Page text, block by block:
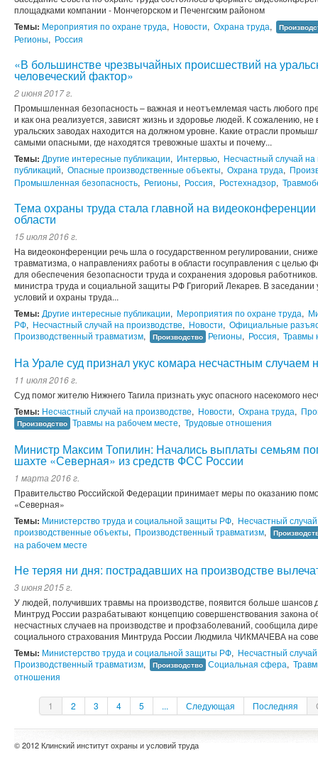
площадками компании - Мончегорском и Печенгским районом
Темы: Мероприятия по охране труда, Новости, Охрана труда,
Регионы, Россия
«В большинстве чрезвычайных происшествий на
человеческий фактор»
2 июня 2017 г.
Промышленная безопасность – важная и неотъемлемая часть любого
и как она реализуется, зависят жизнь и здоровье людей. К сожалению, не
уральских заводах находится на должном уровне. Какие отрасли
самыми опасными, где находятся тревожные шахты и почему...
Темы: Другие интересные публикации, Интервью, Несчастный случай на
публикаций, Опасные производственные объекты, Охрана труда,
Промышленная безопасность, Регионы, Россия, Ростехнадзор,
Тема охраны труда стала главной на
области
15 июля 2016 г.
На видеоконференции речь шла о государственном регулировании,
травматизма, о направлениях работы в области госуправления с целью
для обеспечения безопасности труда и сохранения здоровья
министра труда и социальной защиты РФ Григорий Лекарев. В заседании
условий и охраны труда...
Темы: Другие интересные публикации, Мероприятия по охране труда,
РФ, Несчастный случай на производстве, Новости, Официальные
Производственный травматизм, Производство Регионы, Россия, Травмы
На Урале суд признал укус комара несчастным случаем
11 июля 2016 г.
Суд помог жителю Нижнего Тагила признать укус опасного насекомого
Темы: Несчастный случай на производстве, Новости, Охрана труда,
Производство Травмы на рабочем месте, Трудовые отношения
Министр Максим Топилин: Начались выплаты семьям
шахте «Северная» из средств ФСС России
1 марта 2016 г.
Правительство Российской Федерации принимает меры по оказанию
«Северная»
Темы: Министерство труда и социальной защиты РФ, Несчастный
производственные объекты, Производственный травматизм,
на рабочем месте
Не теряя ни дня: пострадавших на производстве
3 июня 2015 г.
У людей, получивших травмы на производстве, появится больше
Минтруд России разрабатывают концепцию совершенствования закона
несчастных случаев на производстве и профзаболеваний, сообщила
социального страхования Минтруда России Людмила ЧИКМАЧЕВА на
Темы: Министерство труда и социальной защиты РФ, Несчастный
Производственный травматизм, Производство Социальная сфера,
отношения
1 2 3 4 5 ... Следующая Последняя
© 2012 Клинский институт охраны и условий труда